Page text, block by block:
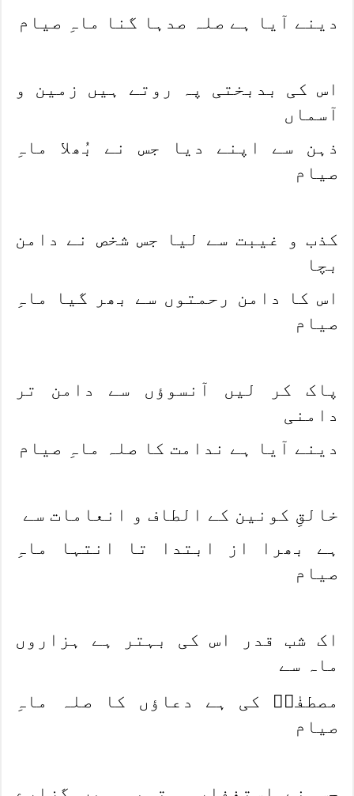
دینے آیا ہے صلہ صدہا گنا ماہِ صیام
اس کی بدبختی پہ روتے ہیں زمین و
آسماں
ذہن سے اپنے دیا جس نے بُھلا ماہِ
صیام
کذب و غیبت سے لیا جس شخص نے دامن
بچا
اس کا دامن رحمتوں سے بھر گیا ماہِ
صیام
پاک کر لیں آنسوؤں سے دامن تر
دامنی
دینے آیا ہے ندامت کا صلہ ماہِ صیام
خالقِ کونین کے الطاف و انعامات سے
ہے بھرا از ابتدا تا انتہا ماہِ
صیام
اک شب قدر اس کی بہتر ہے ہزاروں
ماہ سے
مصطفٰیؐ کی ہے دعاؤں کا صلہ ماہِ
صیام